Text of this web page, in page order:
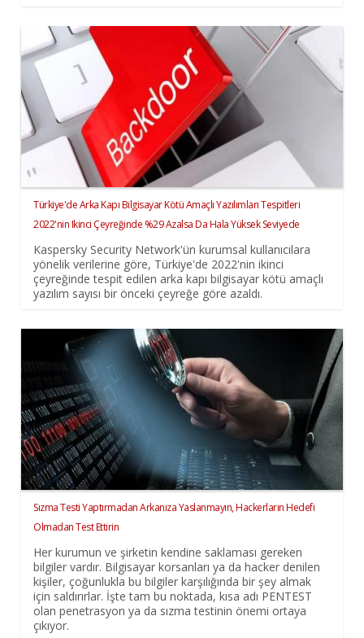
Türkiye'de Arka Kapı Bilgisayar Kötü Amaçlı Yazılımları Tespitleri
2022'nin Ikinci Çeyreğinde %29 Azalsa Da Hala Yüksek Seviyede
Kaspersky Security Network'ün kurumsal kullanıcılara
yönelik verilerine göre, Türkiye'de 2022'nin ikinci
çeyreğinde tespit edilen arka kapı bilgisayar kötü amaçlı
yazılım sayısı bir önceki çeyreğe göre azaldı.
Sızma Testi Yaptırmadan Arkanıza Yaslanmayın, Hackerların Hedefi
Olmadan Test Ettirin
Her kurumun ve şirketin kendine saklaması gereken
bilgiler vardır. Bilgisayar korsanları ya da hacker denilen
kişiler, çoğunlukla bu bilgiler karşılığında bir şey almak
için saldırırlar. İşte tam bu noktada, kısa adı PENTEST
olan penetrasyon ya da sızma testinin önemi ortaya
çıkıyor.